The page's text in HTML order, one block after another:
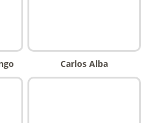
Carlos Alba